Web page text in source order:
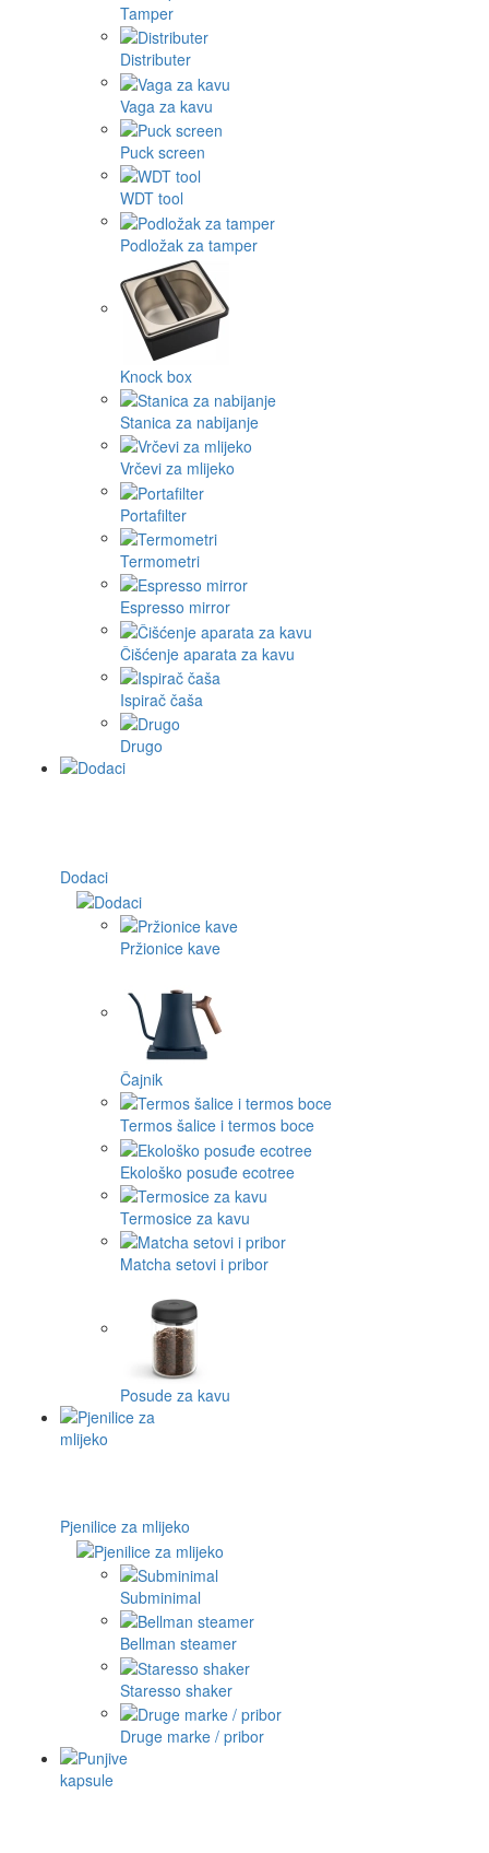
Tamper
Distributer
Vaga za kavu
Puck screen
WDT tool
Podložak za tamper
Knock box
Stanica za nabijanje
Vrčevi za mlijeko
Portafilter
Termometri
Espresso mirror
Čišćenje aparata za kavu
Ispirač čaša
Drugo
Dodaci
Pržionice kave
Čajnik
Termos šalice i termos boce
Ekološko posuđe ecotree
Termosice za kavu
Matcha setovi i pribor
Posude za kavu
Pjenilice za mlijeko
Subminimal
Bellman steamer
Staresso shaker
Druge marke / pribor